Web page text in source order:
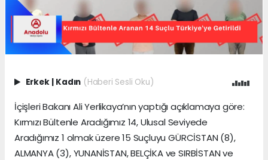
Erkek | Kadın (Haberi Sesli Oku)
İçişleri Bakanı Ali Yerlikaya’nın yaptığı açıklamaya göre:
Kırmızı Bültenle Aradığımız 14, Ulusal Seviyede
Aradığımız 1 olmak üzere 15 Suçluyu GÜRCİSTAN (8),
ALMANYA (3), YUNANİSTAN, BELÇİKA ve SIRBİSTAN ve